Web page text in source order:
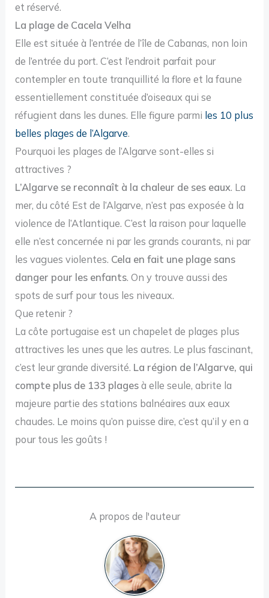
et réservé.
La plage de Cacela Velha
Elle est située à l’entrée de l’île de Cabanas, non loin
de l’entrée du port. C’est l’endroit parfait pour
contempler en toute tranquillité la flore et la faune
essentiellement constituée d’oiseaux qui se
réfugient dans les dunes. Elle figure parmi les 10 plus
belles plages de l’Algarve.
Pourquoi les plages de l’Algarve sont-elles si
attractives ?
L’Algarve se reconnaît à la chaleur de ses eaux. La
mer, du côté Est de l’Algarve, n’est pas exposée à la
violence de l’Atlantique. C’est la raison pour laquelle
elle n’est concernée ni par les grands courants, ni par
les vagues violentes. Cela en fait une plage sans
danger pour les enfants. On y trouve aussi des
spots de surf pour tous les niveaux.
Que retenir ?
La côte portugaise est un chapelet de plages plus
attractives les unes que les autres. Le plus fascinant,
c’est leur grande diversité. La région de l’Algarve, qui
compte plus de 133 plagesà elle seule, abrite la
majeure partie des stations balnéaires aux eaux
chaudes. Le moins qu’on puisse dire, c’est qu’il y en a
pour tous les goûts !
A propos de l'auteur